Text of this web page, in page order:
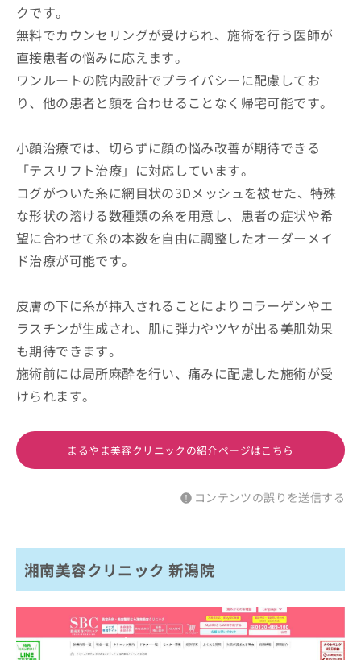
クです。
無料でカウンセリングが受けられ、施術を行う医師が
直接患者の悩みに応えます。
ワンルートの院内設計でプライバシーに配慮してお
り、他の患者と顔を合わせることなく帰宅可能です。
小顔治療では、切らずに顔の悩み改善が期待できる
「テスリフト治療」に対応しています。
コグがついた糸に網目状の3Dメッシュを被せた、特殊
な形状の溶ける数種類の糸を用意し、患者の症状や希
望に合わせて糸の本数を自由に調整したオーダーメイ
ド治療が可能です。
皮膚の下に糸が挿入されることによりコラーゲンやエ
ラスチンが生成され、肌に弾力やツヤが出る美肌効果
も期待できます。
施術前には局所麻酔を行い、痛みに配慮した施術が受
けられます。
まるやま美容クリニックの紹介ページはこちら
コンテンツの誤りを送信する
湘南美容クリニック 新潟院